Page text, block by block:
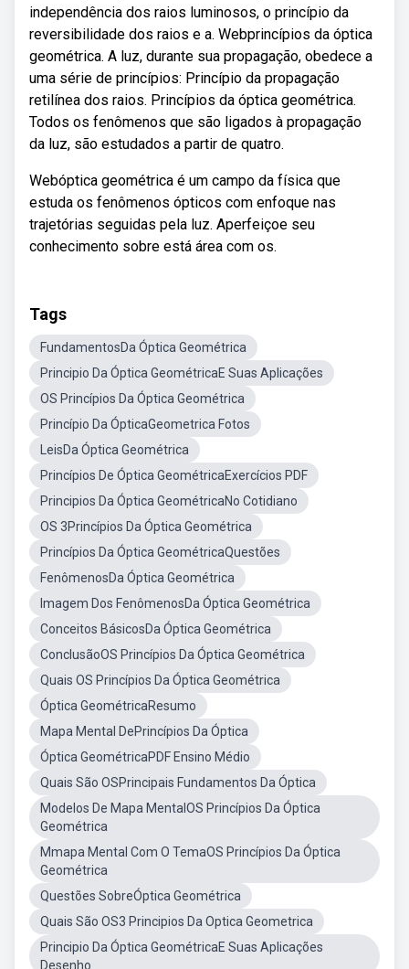
independência dos raios luminosos, o princípio da
reversibilidade dos raios e a. Webprincípios da óptica
geométrica. A luz, durante sua propagação, obedece a
uma série de princípios: Princípio da propagação
retilínea dos raios. Princípios da óptica geométrica.
Todos os fenômenos que são ligados à propagação
da luz, são estudados a partir de quatro.
Webóptica geométrica é um campo da física que
estuda os fenômenos ópticos com enfoque nas
trajetórias seguidas pela luz. Aperfeiçoe seu
conhecimento sobre está área com os.
Tags
FundamentosDa Óptica Geométrica
Principio Da Óptica GeométricaE Suas Aplicações
OS Princípios Da Óptica Geométrica
Princípio Da ÓpticaGeometrica Fotos
LeisDa Óptica Geométrica
Princípios De Óptica GeométricaExercícios PDF
Principios Da Óptica GeométricaNo Cotidiano
OS 3Princípios Da Óptica Geométrica
Princípios Da Óptica GeométricaQuestões
FenômenosDa Óptica Geométrica
Imagem Dos FenômenosDa Óptica Geométrica
Conceitos BásicosDa Óptica Geométrica
ConclusãoOS Princípios Da Óptica Geométrica
Quais OS Princípios Da Óptica Geométrica
Óptica GeométricaResumo
Mapa Mental DePrincípios Da Óptica
Óptica GeométricaPDF Ensino Médio
Quais São OSPrincipais Fundamentos Da Óptica
Modelos De Mapa MentalOS Princípios Da Óptica
Geométrica
Mmapa Mental Com O TemaOS Princípios Da Óptica
Geométrica
Questões SobreÓptica Geométrica
Quais São OS3 Principios Da Optica Geometrica
Principio Da Óptica GeométricaE Suas Aplicações
Desenho